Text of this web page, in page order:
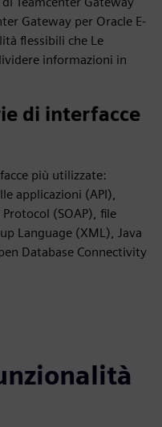
Gateway per Oracle E-
flessibili che Le
informazioni in
di interfacce
più utilizzate:
applicazioni (API),
(SOAP), file
Language (XML), Java
Database Connectivity